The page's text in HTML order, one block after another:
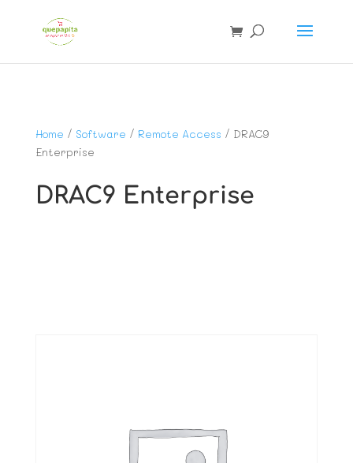
Home / Software / Remote Access / DRAC9
Enterprise
DRAC9 Enterprise